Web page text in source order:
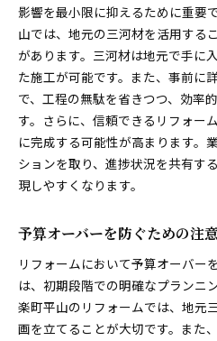
影響を最小限に抑えるために重要
山では、地元の三河材を活用する
があります。三河材は地元で手に
た施工が可能です。また、事前に
で、工程の無駄を省きつつ、効率
す。さらに、信頼できるリフォー
に完成する可能性が高まります。
ションを取り、進捗状況を共有す
現しやすくなります。
予算オーバーを防ぐための注
リフォームにおいて予算オーバー
は、初期段階での明確なプランニ
楽町平山のリフォームでは、地元
画を立てることが大切です。また